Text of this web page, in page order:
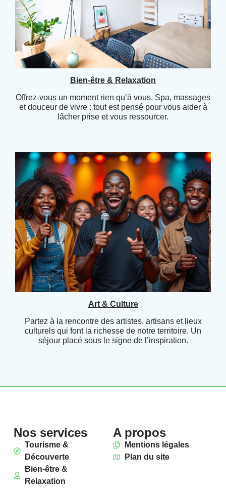
Bien-être & Relaxation
Offrez-vous un moment rien qu’à vous. Spa, massages
et douceur de vivre : tout est pensé pour vous aider à
lâcher prise et vous ressourcer.
Art & Culture
Partez à la rencontre des artistes, artisans et lieux
culturels qui font la richesse de notre territoire. Un
séjour placé sous le signe de l’inspiration.
Nos services
Tourisme &
Découverte
Bien-être &
Relaxation
A propos
Mentions légales
Plan du site